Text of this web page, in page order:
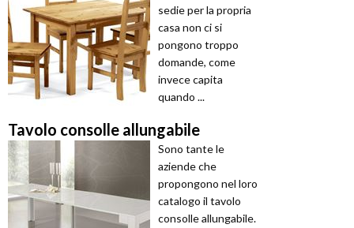
sedie per la propria
casa non ci si
pongono troppo
domande, come
invece capita
quando ...
Tavolo consolle allungabile
Sono tante le
aziende che
propongono nel loro
catalogo il tavolo
consolle allungabile.